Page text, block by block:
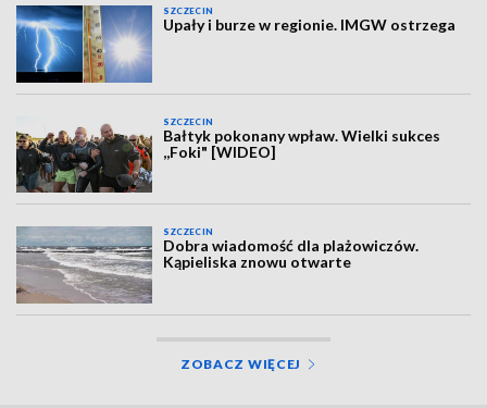
SZCZECIN
Upały i burze w regionie. IMGW ostrzega
SZCZECIN
Bałtyk pokonany wpław. Wielki sukces
,,Foki" [WIDEO]
SZCZECIN
Dobra wiadomość dla plażowiczów.
Kąpieliska znowu otwarte
ZOBACZ WIĘCEJ